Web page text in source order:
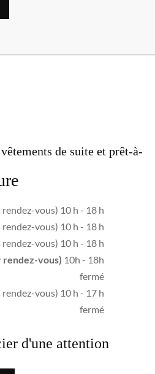
de suite et prêt-à-
vous) 10 h - 18 h
vous) 10 h - 18 h
vous) 10 h - 18 h
rendez-vous) 10h - 18h
fermé
vous) 10 h - 17 h
fermé
d'une attention